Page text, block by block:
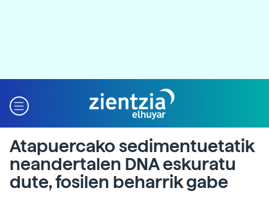
Atapuercako sedimentuetatik
neandertalen DNA eskuratu
dute, fosilen beharrik gabe